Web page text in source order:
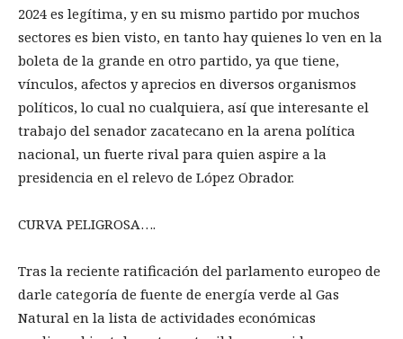
2024 es legítima, y en su mismo partido por muchos
sectores es bien visto, en tanto hay quienes lo ven en la
boleta de la grande en otro partido, ya que tiene,
vínculos, afectos y aprecios en diversos organismos
políticos, lo cual no cualquiera, así que interesante el
trabajo del senador zacatecano en la arena política
nacional, un fuerte rival para quien aspire a la
presidencia en el relevo de López Obrador.
CURVA PELIGROSA….
Tras la reciente ratificación del parlamento europeo de
darle categoría de fuente de energía verde al Gas
Natural en la lista de actividades económicas